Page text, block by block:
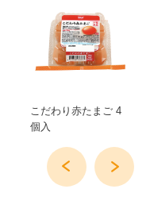
こだわり赤たまご 4
個入